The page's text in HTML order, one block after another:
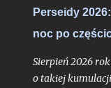
zaćmienia
gdy nasz satelita
Księżyca - znów
zaćmienie Słońc...
Perseidy
noc po
Sierpień 2026
o takiej